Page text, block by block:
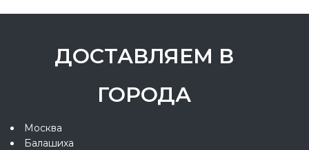
ДОСТАВЛЯЕМ В
ГОРОДА
Москва
Балашиха